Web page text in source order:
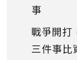
事
戰爭開打
三件事比